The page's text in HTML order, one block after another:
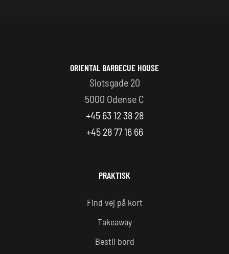
ORIENTAL BARBECUE HOUSE
Slotsgade 20
5000 Odense C
+45 63 12 38 28
+45 28 77 16 66
PRAKTISK
Find vej på kort
Takeaway
Bestil bord